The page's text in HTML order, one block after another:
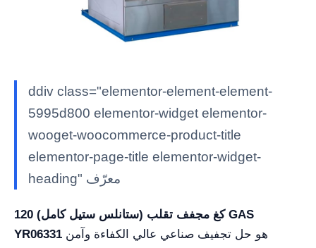
ddiv class="elementor-element-element-
5995d800 elementor-widget elementor-
wooget-woocommerce-product-title
elementor-page-title elementor-widget-
heading" معرّف
120 كغ مجفف تقلب (ستانلس ستيل كامل) GAS
YR06331